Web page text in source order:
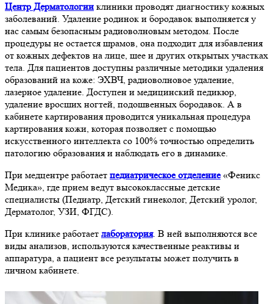
Центр Дерматологии клиники проводят диагностику кожных
заболеваний. Удаление родинок и бородавок выполняется у
нас самым безопасным радиоволновым методом. После
процедуры не остается шрамов, она подходит для избавления
от кожных дефектов на лице, шее и других открытых участках
тела. Для пациентов доступны различные методики удаления
образований на коже: ЭХВЧ, радиоволновое удаление,
лазерное удаление. Доступен и медицинский педикюр,
удаление вросших ногтей, подошвенных бородавок. А в
кабинете картирования проводится уникальная процедура
картирования кожи, которая позволяет с помощью
искусственного интеллекта со 100% точностью определить
патологию образования и наблюдать его в динамике.
При медцентре работает педиатрическое отделение«Феникс
Медика», где прием ведут высококлассные детские
специалисты (Педиатр, Детский гинеколог, Детский уролог,
Дерматолог, УЗИ, ФГДС).
При клинике работает лаборатория. В ней выполняются все
виды анализов, используются качественные реактивы и
аппаратура, а пациент все результаты может получить в
личном кабинете.